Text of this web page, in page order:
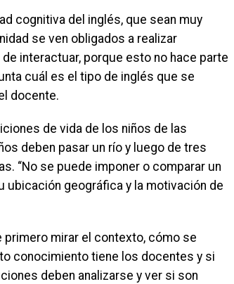
cognitiva del inglés, que sean muy
se ven obligados a realizar
interactuar, porque esto no hace parte
cuál es el tipo de inglés que se
docente.
de vida de los niños de las
deben pasar un río y luego de tres
“No se puede imponer o comparar un
geográfica y la motivación de
primero mirar el contexto, cómo se
conocimiento tiene los docentes y si
deben analizarse y ver si son